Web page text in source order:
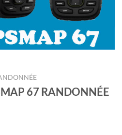
67 RANDONNÉE